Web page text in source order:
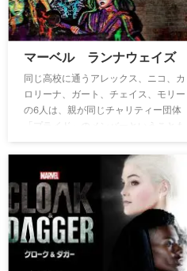
マーベル ランナウェイズ
同じ高校に通うアレックス、ニコ、カ
ロリーナ、ガート、チェイス、モリー
の6人は、親が同じチャリティー団体
「プライド」のメンバーということも
ある事件をきっかけに疎遠になってし
まう。年に一度の「プライド」会合で
久しぶり集まった6人。アレックスの
父親が隠している高級な酒を皆で探し
ていると、偶然秘密の通路を見つけて
しまい、赤いローブを着た親たちが怪
しげな儀式をしている場を目撃してし
まう。そこで同じ学校の生徒が生贄の